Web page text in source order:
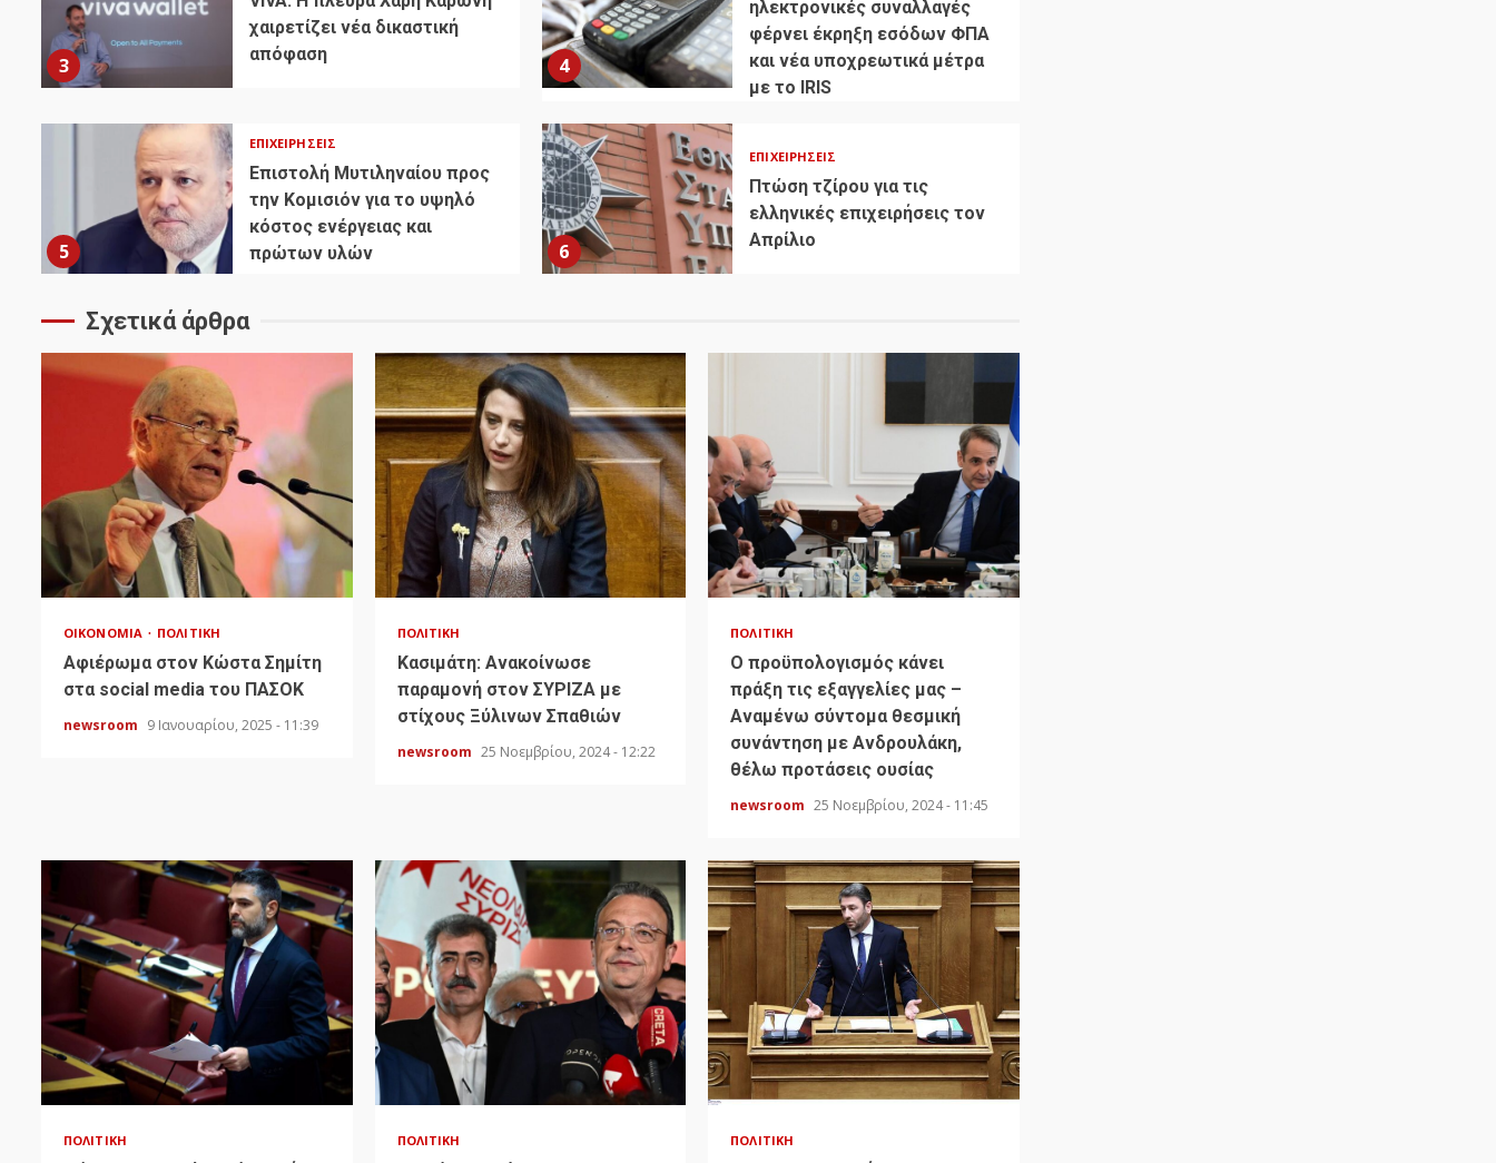
3
χαιρετίζει νέα δικαστική
απόφαση
4
ηλεκτρονικές συναλλαγές
φέρνει έκρηξη εσόδων ΦΠΑ
και νέα υποχρεωτικά μέτρα
με το IRIS
5
ΕΠΙΧΕΙΡΉΣΕΙΣ
Επιστολή Μυτιληναίου προς
την Κομισιόν για το υψηλό
κόστος ενέργειας και
πρώτων υλών
6
ΕΠΙΧΕΙΡΉΣΕΙΣ
Πτώση τζίρου για τις
ελληνικές επιχειρήσεις τον
Απρίλιο
Σχετικά άρθρα
ΟΙΚΟΝΟΜΊΑ ΠΟΛΙΤΙΚΉ
Αφιέρωμα στον Κώστα Σημίτη
στα social media του ΠΑΣΟΚ
newsroom 9 Ιανουαρίου, 2025 - 11:39
ΠΟΛΙΤΙΚΉ
Κασιμάτη: Ανακοίνωσε
παραμονή στον ΣΥΡΙΖΑ με
στίχους Ξύλινων Σπαθιών
newsroom 25 Νοεμβρίου, 2024 - 12:22
ΠΟΛΙΤΙΚΉ
Ο προϋπολογισμός κάνει
πράξη τις εξαγγελίες μας –
Αναμένω σύντομα θεσμική
συνάντηση με Ανδρουλάκη,
θέλω προτάσεις ουσίας
newsroom 25 Νοεμβρίου, 2024 - 11:45
ΠΟΛΙΤΙΚΉ ΠΟΛΙΤΙΚΉ ΠΟΛΙΤΙΚΉ